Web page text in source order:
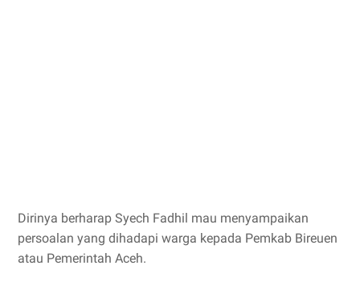
Dirinya berharap Syech Fadhil mau menyampaikan
persoalan yang dihadapi warga kepada Pemkab Bireuen
atau Pemerintah Aceh.